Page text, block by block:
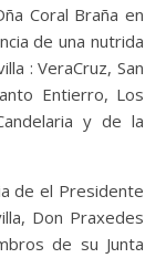
Coral Braña en
de una nutrida
: Vera­Cruz, San
Entierro, Los
y de la
de el Presidente
Don Praxedes
de su Junta